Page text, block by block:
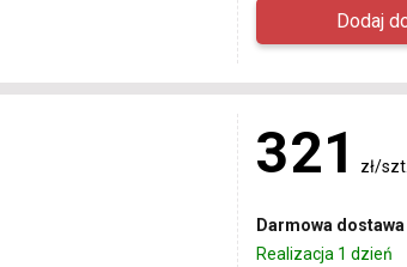
321 zł/szt.
Darmowa dostawa
Realizacja 1 dzień